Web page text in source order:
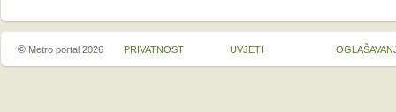
© Metro portal 2026 PRIVATNOST UVJETI